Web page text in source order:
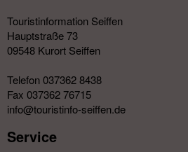
Touristinformation Seiffen
Hauptstraße 73
09548 Kurort Seiffen
Telefon 037362 8438
Fax 037362 76715
info@touristinfo-seiffen.de
Service​